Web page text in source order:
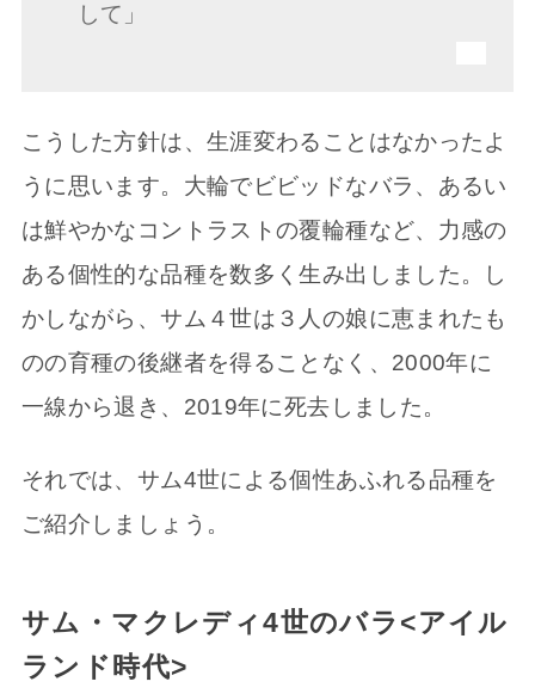
して」
こうした方針は、生涯変わることはなかったよ
うに思います。大輪でビビッドなバラ、あるい
は鮮やかなコントラストの覆輪種など、力感の
ある個性的な品種を数多く生み出しました。し
かしながら、サム４世は３人の娘に恵まれたも
のの育種の後継者を得ることなく、2000年に
一線から退き、2019年に死去しました。
それでは、サム4世による個性あふれる品種を
ご紹介しましょう。
サム・マクレディ4世のバラ<アイル
ランド時代>